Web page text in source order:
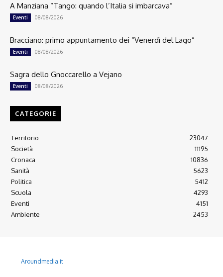
A Manziana “Tango: quando l’Italia si imbarcava”
Eventi 08/08/2026
Bracciano: primo appuntamento dei “Venerdì del Lago”
Eventi 08/08/2026
Sagra dello Gnoccarello a Vejano
Eventi 08/08/2026
CATEGORIE
Territorio
23047
Società
11195
Cronaca
10836
Sanità
5623
Politica
5412
Scuola
4293
Eventi
4151
Ambiente
2453
Aroundmedia.it